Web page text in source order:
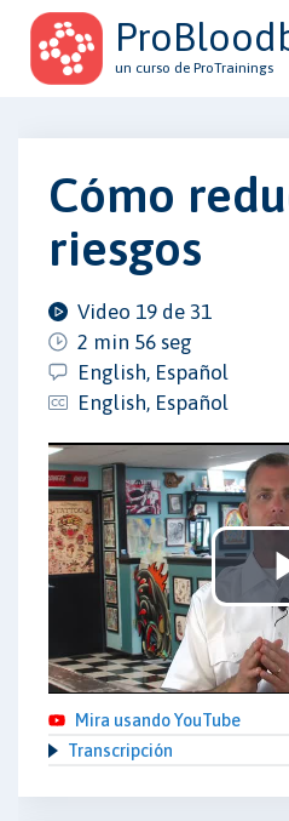
un curso de ProTrainings
Cómo
riesgos
Video 19 de 31
2 min 56 seg
English, Español
English, Español
Mira usando YouTube
Transcripción